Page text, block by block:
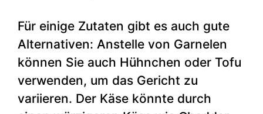
Für einige Zutaten gibt es auch gute
Alternativen: Anstelle von Garnelen
können Sie auch Hühnchen oder Tofu
verwenden, um das Gericht zu
variieren. Der Käse könnte durch